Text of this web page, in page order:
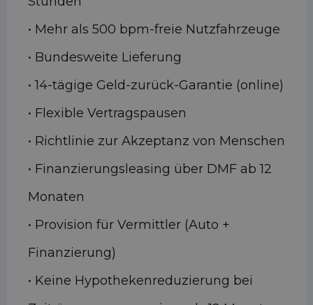
• Mehr als 500 bpm-freie Nutzfahrzeuge
• Bundesweite Lieferung
• 14-tägige Geld-zurück-Garantie (online)
• Flexible Vertragspausen
• Richtlinie zur Akzeptanz von Menschen
• Finanzierungsleasing über DMF ab 12
Monaten
• Provision für Vermittler (Auto +
Finanzierung)
• Keine Hypothekenreduzierung bei